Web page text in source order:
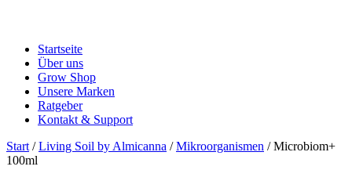
Startseite
Über uns
Grow Shop
Unsere Marken
Ratgeber
Kontakt & Support
Start /Living Soil by Almicanna /Mikroorganismen / Microbiom+
100ml